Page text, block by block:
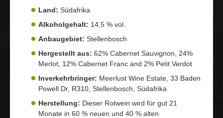
Land: Südafrika
Alkoholgehalt: 14,5 % vol.
Anbaugebiet: Stellenbosch
Hergestellt aus: 62% Cabernet Sauvignon, 24%
Merlot, 12% Cabernet Franc and 2% Petit Verdot
Inverkehrbringer: Meerlust Wine Estate, 33 Baden
Powell Dr, R310, Stellenbosch, Südafrika
Herstellung: Dieser Rotwein wird für gut 21
Monate in 60 % neuen und 40 % alten